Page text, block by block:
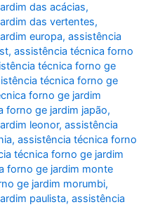
das acácias,
das vertentes,
europa,assistência
,assistência técnica forno
técnica forno ge
técnica forno ge
forno ge jardim
forno ge jardim japão,
leonor,assistência
,assistência técnica forno
técnica forno ge jardim
forno ge jardim monte
ge jardim morumbi,
paulista,assistência